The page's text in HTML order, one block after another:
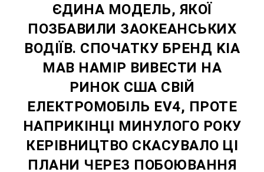
ЄДИНА МОДЕЛЬ, ЯКОЇ
ПОЗБАВИЛИ ЗАОКЕАНСЬКИХ
ВОДІЇВ. СПОЧАТКУ БРЕНД KIA
МАВ НАМІР ВИВЕСТИ НА
РИНОК США СВІЙ
ЕЛЕКТРОМОБІЛЬ EV4, ПРОТЕ
НАПРИКІНЦІ МИНУЛОГО РОКУ
КЕРІВНИЦТВО СКАСУВАЛО ЦІ
ПЛАНИ ЧЕРЕЗ ПОБОЮВАННЯ